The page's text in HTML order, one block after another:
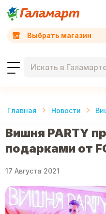
Выбрать магазин
Главная Новости
Вишня PARTY
подарками от
17 Августа 2021